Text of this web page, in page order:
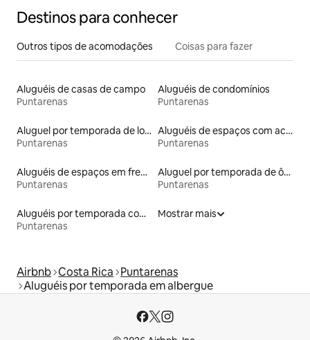
Destinos para conhecer
Outros tipos de acomodações Coisas para fazer
Aluguéis de casas de campo
Puntarenas
Aluguéis de condomínios
Puntarenas
Aluguel por temporada de lofts
Puntarenas
Aluguéis de espaços com acesso direto a pistas de esqui
Puntarenas
Aluguéis de espaços em frente à praia
Puntarenas
Aluguel por temporada de ônibus
Puntarenas
Aluguéis por temporada com caiaque
Puntarenas
Mostrar mais
Airbnb Costa Rica Puntarenas
Aluguéis por temporada em albergue